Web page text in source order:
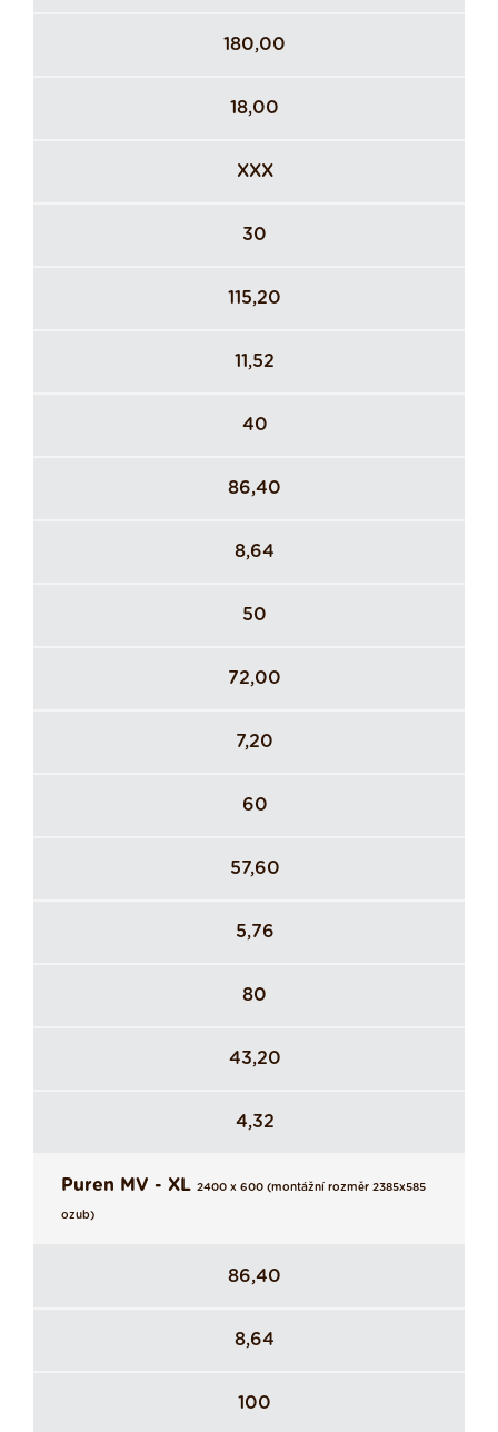
180,00
18,00
XXX
30
115,20
11,52
40
86,40
8,64
50
72,00
7,20
60
57,60
5,76
80
43,20
4,32
Puren MV - XL 2400 x 600 (montážní rozměr 2385x585
ozub)
86,40
8,64
100